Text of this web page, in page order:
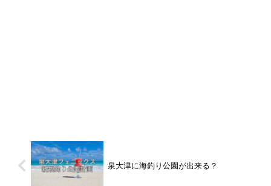
泉大津に海釣り公園が出来る？